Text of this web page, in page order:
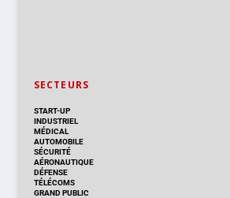
SECTEURS
START-UP
INDUSTRIEL
MÉDICAL
AUTOMOBILE
SÉCURITÉ
AÉRONAUTIQUE
DÉFENSE
TÉLÉCOMS
GRAND PUBLIC